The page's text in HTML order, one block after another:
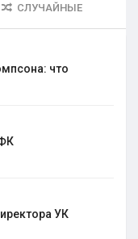
СЛУЧАЙНЫЕ
что
УК